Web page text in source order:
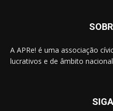
A APRe! é uma associação
lucrativos e de âmbito